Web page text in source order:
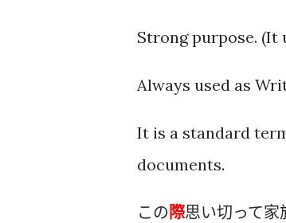
Strong purpose. (It
Always used as
It is a standard
documents.
この際思い切って家